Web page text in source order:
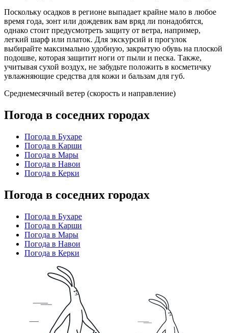
Поскольку осадков в регионе выпадает крайне мало в любое
время года, зонт или дождевик вам вряд ли понадобятся,
однако стоит предусмотреть защиту от ветра, например,
легкий шарф или платок. Для экскурсий и прогулок
выбирайте максимально удобную, закрытую обувь на плоской
подошве, которая защитит ноги от пыли и песка. Также,
учитывая сухой воздух, не забудьте положить в косметичку
увлажняющие средства для кожи и бальзам для губ.
Среднемесячный ветер (скорость и направление)
Погода в соседних городах
Погода в Бухаре
Погода в Карши
Погода в Мары
Погода в Навои
Погода в Керки
Погода в соседних городах
Погода в Бухаре
Погода в Карши
Погода в Мары
Погода в Навои
Погода в Керки